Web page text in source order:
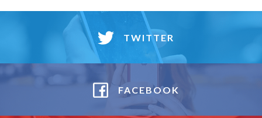
TWITTER
FACEBOOK